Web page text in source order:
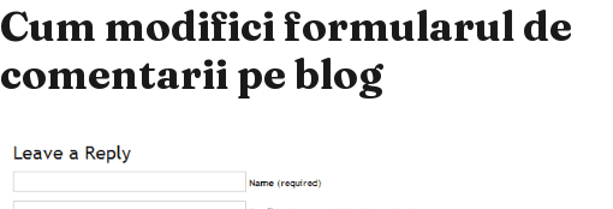
Cum modifici formularul de
comentarii pe blog